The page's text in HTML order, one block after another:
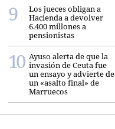
Los jueces obligan a
Hacienda a devolver
6.400 millones a
pensionistas
Ayuso alerta de que la
invasión de Ceuta fue
un ensayo y advierte de
un «asalto final» de
Marruecos